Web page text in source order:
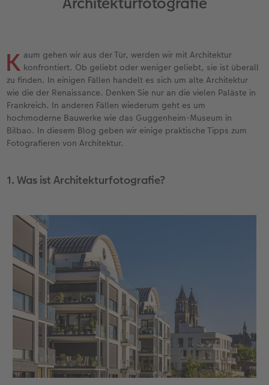
XXL Panorama
Compact Quadratisch
Kids
Papiersorte
Einbande
Optionen
Passendes Zubehör
Art Collection
Unsere Bestellwege
Tipps für Fotobücher
CEWE MyPhotos
Square Prints
Mini Prints
Foto im Rahmen
Premium Poster
Fotosets
Fotosticker
Alle Zubehör
Gallery Print
Foto auf Holz
hexxas
Mehrteiler
Gerahmte Wanddekoration
Alle Zubehör
Wandkalender Fineline
Kreative Designs
Alle Zübehor
Textilien
Handyhüllen
Geschenkbox
CEWE Geschenkgutschein
Art Prints
Geschenkideen
Hochzeitskarten
Geburtstagkarten
Kommunionskarten
Weitere Anlässe
Veredelung
Hochzeit
Tipps für die Wanddekoration
Tipps für Fotobücher
Fotografietipps
CEWE myPhotos
Video tutorials
CEWE Magazin
TIPA Awards
Für Kinder
Nachhaltige Geschenken
K aum gehen wir aus der Tür, werden wir mit Architektur
konfrontiert. Ob geliebt oder weniger geliebt, sie ist überall
zu finden. In einigen Fällen handelt es sich um alte Architektur
wie die der Renaissance. Denken Sie nur an die vielen Paläste in
Frankreich. In anderen Fällen wiederum geht es um
hochmoderne Bauwerke wie das Guggenheim-Museum in
Bilbao. In diesem Blog geben wir einige praktische Tipps zum
Fotografieren von Architektur.
1. Was ist Architekturfotografie?